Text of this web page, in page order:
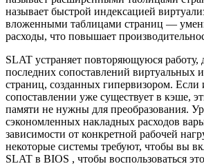
называет быстрой индексацией
вложенными таблицами страниц —
расходы, что повышает
SLAT устраняет повторяющуюся работу,
последних сопоставлений виртуальных
страниц, созданных гипервизором.
сопоставлении уже существует в кэше,
памяти не нужны для преобразования.
сэкономленных накладных расходов
зависимости от конкретной рабочей
некоторые системы требуют, чтобы вы
SLAT в BIOS , чтобы воспользоваться